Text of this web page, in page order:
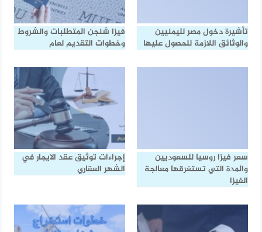
تأشيرة دخول مصر لليمنيين
والوثائق اللازمة للحصول عليها
فيزا شنجن المتطلبات والشروط
وخطوات التقديم لعام
سعر فيزا روسيا للسعوديين
والمدة التي تستغرقها معالجة
الفيزا
إجراءات توثيق عقد الايجار في
الشهر العقاري